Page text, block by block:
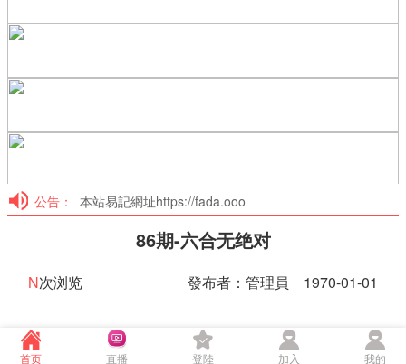
公告： 本站易記網址https://fada.ooo
86期-六合无绝对
N次浏览 發布者：管理員 1970-01-01
86期-六合无绝对
首页 直播 登陸 加入 我的